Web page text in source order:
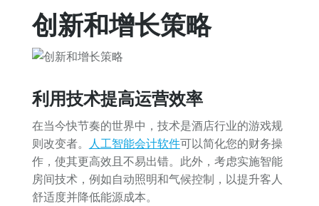
创新和增长策略
利用技术提高运营效率
在当今快节奏的世界中，技术是酒店行业的游戏规
则改变者。 人工智能会计软件可以简化您的财务操
作，使其更高效且不易出错。此外，考虑实施智能
房间技术，例如自动照明和气候控制，以提升客人
舒适度并降低能源成本。